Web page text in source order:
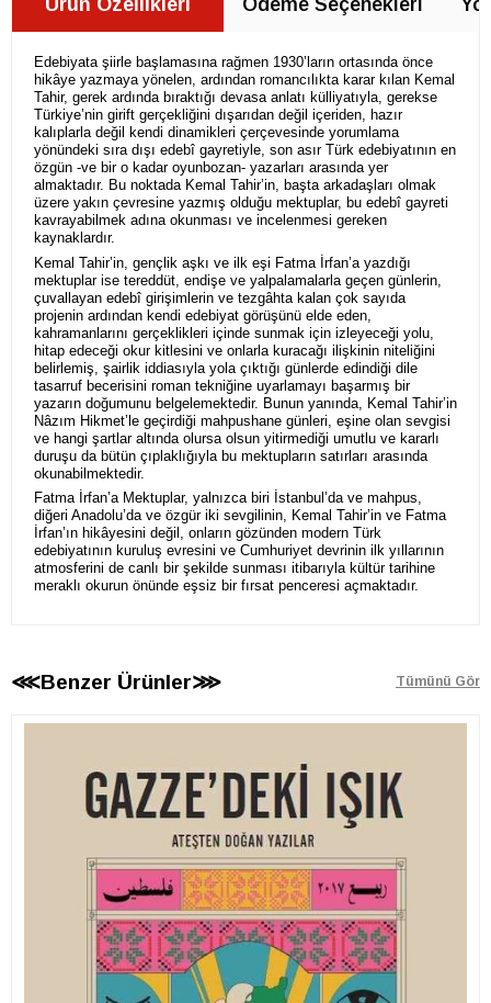
Edebiyata şiirle başlamasına rağmen 1930’ların ortasında önce
hikâye yazmaya yönelen, ardından romancılıkta karar kılan Kemal
Tahir, gerek ardında bıraktığı devasa anlatı külliyatıyla, gerekse
Türkiye’nin girift gerçekliğini dışarıdan değil içeriden, hazır
kalıplarla değil kendi dinamikleri çerçevesinde yorumlama
yönündeki sıra dışı edebî gayretiyle, son asır Türk edebiyatının en
özgün -ve bir o kadar oyunbozan- yazarları arasında yer
almaktadır. Bu noktada Kemal Tahir’in, başta arkadaşları olmak
üzere yakın çevresine yazmış olduğu mektuplar, bu edebî gayreti
kavrayabilmek adına okunması ve incelenmesi gereken
kaynaklardır.
Kemal Tahir’in, gençlik aşkı ve ilk eşi Fatma İrfan’a yazdığı
mektuplar ise tereddüt, endişe ve yalpalamalarla geçen günlerin,
çuvallayan edebî girişimlerin ve tezgâhta kalan çok sayıda
projenin ardından kendi edebiyat görüşünü elde eden,
kahramanlarını gerçeklikleri içinde sunmak için izleyeceği yolu,
hitap edeceği okur kitlesini ve onlarla kuracağı ilişkinin niteliğini
belirlemiş, şairlik iddiasıyla yola çıktığı günlerde edindiği dile
tasarruf becerisini roman tekniğine uyarlamayı başarmış bir
yazarın doğumunu belgelemektedir. Bunun yanında, Kemal Tahir’in
Nâzım Hikmet’le geçirdiği mahpushane günleri, eşine olan sevgisi
ve hangi şartlar altında olursa olsun yitirmediği umutlu ve kararlı
duruşu da bütün çıplaklığıyla bu mektupların satırları arasında
okunabilmektedir.
Fatma İrfan’a Mektuplar, yalnızca biri İstanbul’da ve mahpus,
diğeri Anadolu’da ve özgür iki sevgilinin, Kemal Tahir’in ve Fatma
İrfan’ın hikâyesini değil, onların gözünden modern Türk
edebiyatının kuruluş evresini ve Cumhuriyet devrinin ilk yıllarının
atmosferini de canlı bir şekilde sunması itibarıyla kültür tarihine
meraklı okurun önünde eşsiz bir fırsat penceresi açmaktadır.
⋘Benzer Ürünler⋙ Tümünü Gör